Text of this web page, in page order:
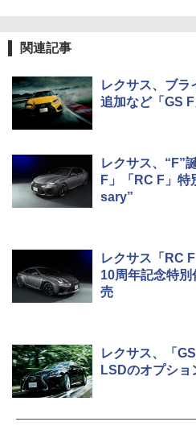
関連記事
レクサス、ブラ
追加など「GS
レクサス、“F”
F」「RC F」
sary”
レクサス「RC
10周年記念特
売
レクサス、「
LSDのオプショ